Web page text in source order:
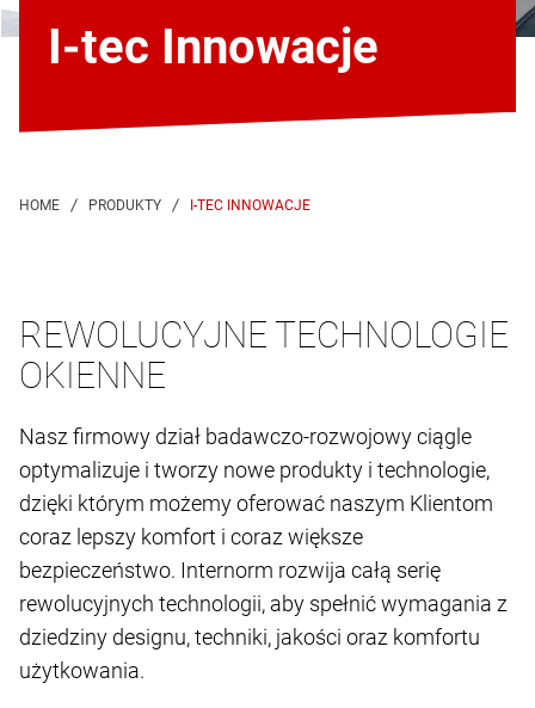
I-tec Innowacje
I-TEC INNOWACJE
REWOLUCYJNE TECHNOLOGIE
OKIENNE
Nasz firmowy dział badawczo-rozwojowy ciągle
optymalizuje i tworzy nowe produkty i technologie,
dzięki którym możemy oferować naszym Klientom
coraz lepszy komfort i coraz większe
bezpieczeństwo. Internorm rozwija całą serię
rewolucyjnych technologii, aby spełnić wymagania z
dziedziny designu, techniki, jakości oraz komfortu
użytkowania.